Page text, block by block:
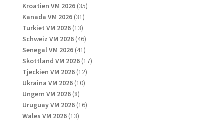
produkter
Kroatien VM 2026 3535
Kanada VM 2026 3131
produkter
Turkiet VM 2026 1313
produkter
Schweiz VM 2026 4646
produkter
Senegal VM 2026 4141
produkter
Skottland VM 2026 1717
Tjeckien VM 2026 1212
Ukraina VM 2026 1010
Ungern VM 2026 88
produkter
Uruguay VM 2026 1616
Wales VM 2026 1313